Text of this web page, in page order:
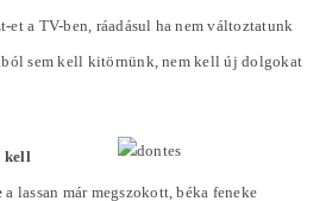
et a TV-ben, ráadásul ha nem változtatunk
sem kell kitörnünk, nem kell új dolgokat
kell
a lassan már megszokott, béka feneke